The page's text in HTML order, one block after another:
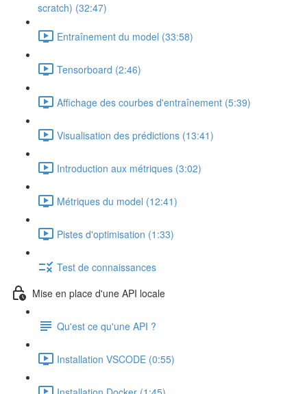
scratch) (32:47)
Entraînement du model (33:58)
Tensorboard (2:46)
Affichage des courbes d'entraînement (5:39)
Visualisation des prédictions (13:41)
Introduction aux métriques (3:02)
Métriques du model (12:41)
Pistes d'optimisation (1:33)
Test de connaissances
Mise en place d'une API locale
Qu'est ce qu'une API ?
Installation VSCODE (0:55)